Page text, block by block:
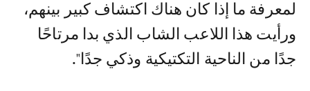
لمعرفة ما إذا كان هناك اكتشاف كبير بينهم،
ورأيت هذا اللاعب الشاب الذي بدا مرتاحًا
جدًا من الناحية التكتيكية وذكي جدًا".